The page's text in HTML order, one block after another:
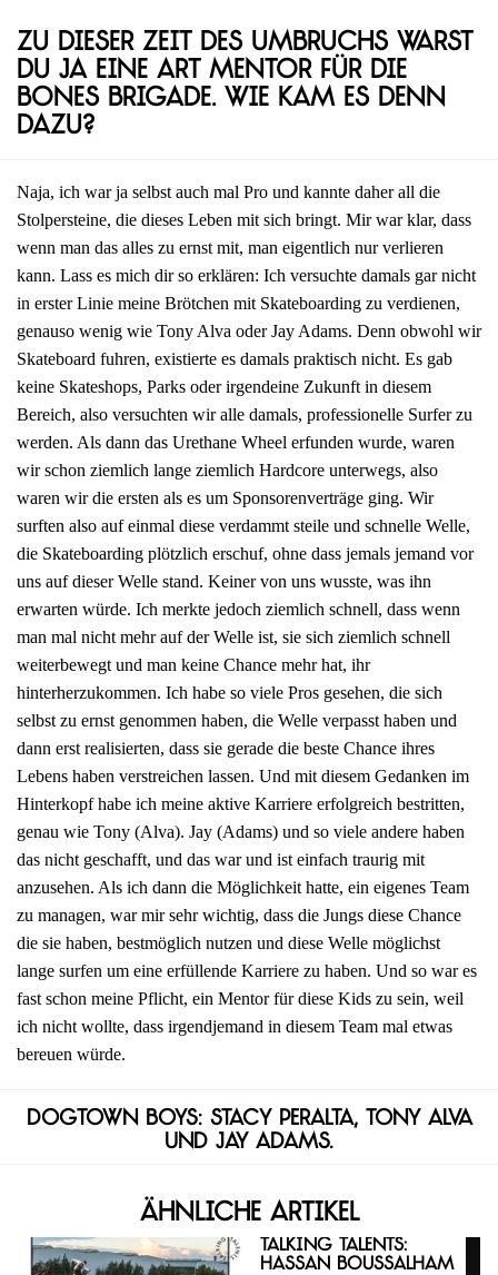
Zu dieser Zeit des Umbruchs warst
du ja eine Art Mentor für die
Bones Brigade. Wie kam es denn
dazu?
Naja, ich war ja selbst auch mal Pro und kannte daher all die
Stolpersteine, die dieses Leben mit sich bringt. Mir war klar, dass
wenn man das alles zu ernst mit, man eigentlich nur verlieren
kann. Lass es mich dir so erklären: Ich versuchte damals gar nicht
in erster Linie meine Brötchen mit Skateboarding zu verdienen,
genauso wenig wie Tony Alva oder Jay Adams. Denn obwohl wir
Skateboard fuhren, existierte es damals praktisch nicht. Es gab
keine Skateshops, Parks oder irgendeine Zukunft in diesem
Bereich, also versuchten wir alle damals, professionelle Surfer zu
werden. Als dann das Urethane Wheel erfunden wurde, waren
wir schon ziemlich lange ziemlich Hardcore unterwegs, also
waren wir die ersten als es um Sponsorenverträge ging. Wir
surften also auf einmal diese verdammt steile und schnelle Welle,
die Skateboarding plötzlich erschuf, ohne dass jemals jemand vor
uns auf dieser Welle stand. Keiner von uns wusste, was ihn
erwarten würde. Ich merkte jedoch ziemlich schnell, dass wenn
man mal nicht mehr auf der Welle ist, sie sich ziemlich schnell
weiterbewegt und man keine Chance mehr hat, ihr
hinterherzukommen. Ich habe so viele Pros gesehen, die sich
selbst zu ernst genommen haben, die Welle verpasst haben und
dann erst realisierten, dass sie gerade die beste Chance ihres
Lebens haben verstreichen lassen. Und mit diesem Gedanken im
Hinterkopf habe ich meine aktive Karriere erfolgreich bestritten,
genau wie Tony (Alva). Jay (Adams) und so viele andere haben
das nicht geschafft, und das war und ist einfach traurig mit
anzusehen. Als ich dann die Möglichkeit hatte, ein eigenes Team
zu managen, war mir sehr wichtig, dass die Jungs diese Chance
die sie haben, bestmöglich nutzen und diese Welle möglichst
lange surfen um eine erfüllende Karriere zu haben. Und so war es
fast schon meine Pflicht, ein Mentor für diese Kids zu sein, weil
ich nicht wollte, dass irgendjemand in diesem Team mal etwas
bereuen würde.
Dogtown Boys: Stacy Peralta, Tony Alva
und Jay Adams.
Ähnliche Artikel
Talking Talents:
Hassan Boussalham